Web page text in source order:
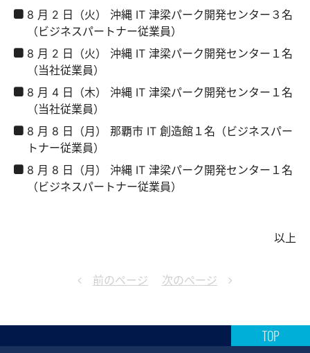
8 月 2 日（火） 沖縄 IT 津梁パーク開発センター３名
（ビジネスパートナー従業員）
8 月 2 日（火） 沖縄 IT 津梁パーク開発センター１名
（当社従業員）
8 月 4 日（木） 沖縄 IT 津梁パーク開発センター１名
（当社従業員）
8 月 8 日（月） 那覇市 IT 創造館１名（ビジネスパー
トナー従業員）
8 月 8 日（月） 沖縄 IT 津梁パーク開発センター１名
（ビジネスパートナー従業員）
以上
前のページ 次のページ
TOP